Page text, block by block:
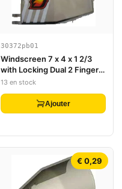
30372pb01
Windscreen 7 x 4 x 1 2/3
with Locking Dual 2 Fingers,
9 Teeth with Fire Logo
Pattern (Sticker) - Set 7238
13 en stock
Ajouter
€ 0,29